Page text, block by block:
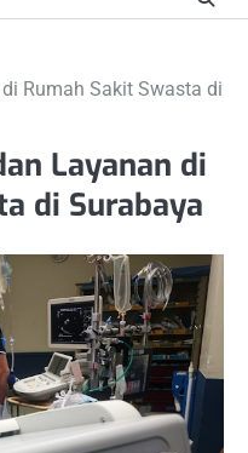
Rumah Sakit Swasta di
Layanan di
di Surabaya